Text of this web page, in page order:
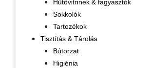
Hűtővitrinek & fagyasztók
Sokkolók
Tartozékok
Tisztítás & Tárolás
Bútorzat
Higiénia